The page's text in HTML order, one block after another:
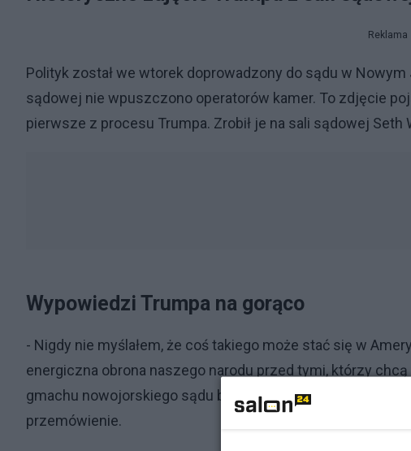
Reklama
Polityk został we wtorek doprowadzony do sądu w Nowym
sądowej nie wpuszczono operatorów kamer. To zdjęcie
pierwsze z procesu Trumpa. Zrobił je na sali sądowej Seth
Wypowiedzi Trumpa na gorąco
- Nigdy nie myślałem, że coś takiego może stać się w
energiczna obrona naszego narodu przed tymi, którzy
gmachu nowojorskiego sądu były prezydent Stanów
przemówienie.